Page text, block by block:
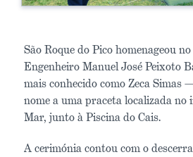
São Roque do Pico homenageou
Engenheiro Manuel José Peixoto
mais conhecido como Zeca Simas
nome a uma praceta localizada no
Mar, junto à Piscina do Cais.
A cerimónia contou com o